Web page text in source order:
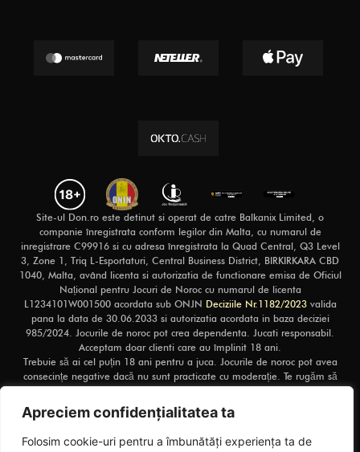
Apreciem confidențialitatea ta
Folosim cookie-uri pentru a îmbunătăți experiența ta de
Site-ul Don.ro este detinut si operat de catre Balkanix Limited, o
companie înregistrata conform legilor din Malta, cu numarul de
inregistrare C99916 si cu adresa înregistrata la Quad Central, Q3 Level
3, Zone 1, Triq L-Esportaturi, Central Business District, BIRKIRKARA CBD
1040, Malta, având licenta si autorizatia de functionare emisa de Oficiul
Național pentru Jocuri de Noroc cu numarul de licenta
L1234101W001500 acordata sub ONJN Deciziile Nr.1182/2023 valida
pana la data de 30.06.2033 si autorizatia acordata in baza deciziei
985/2024. Jocurile de noroc pot crea dependenta. Jucati responsabil.
Acceptam doar clienti care au împlinit 18 ani.
Trebuie să ai cel puțin 18 ani pentru a juca. Jocurile de noroc pot avea
consecințe negative dacă nu sunt practicate cu moderație. Te rugăm să
ajutor și suport în caz de dependență de jocuri de noroc, te sfătuim să
viziteziclinica-aliat
2025© Don.ro Toate drepturile rezervate
Nr. licență L1234101W001500